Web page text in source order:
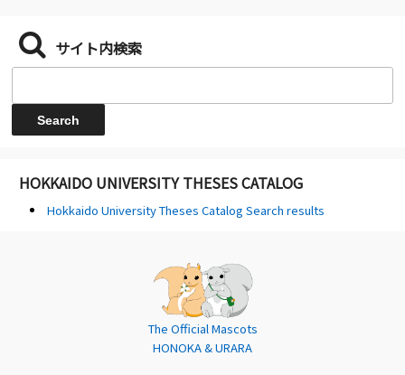
サイト内検索
HOKKAIDO UNIVERSITY THESES CATALOG
Hokkaido University Theses Catalog Search results
The Official Mascots
HONOKA & URARA